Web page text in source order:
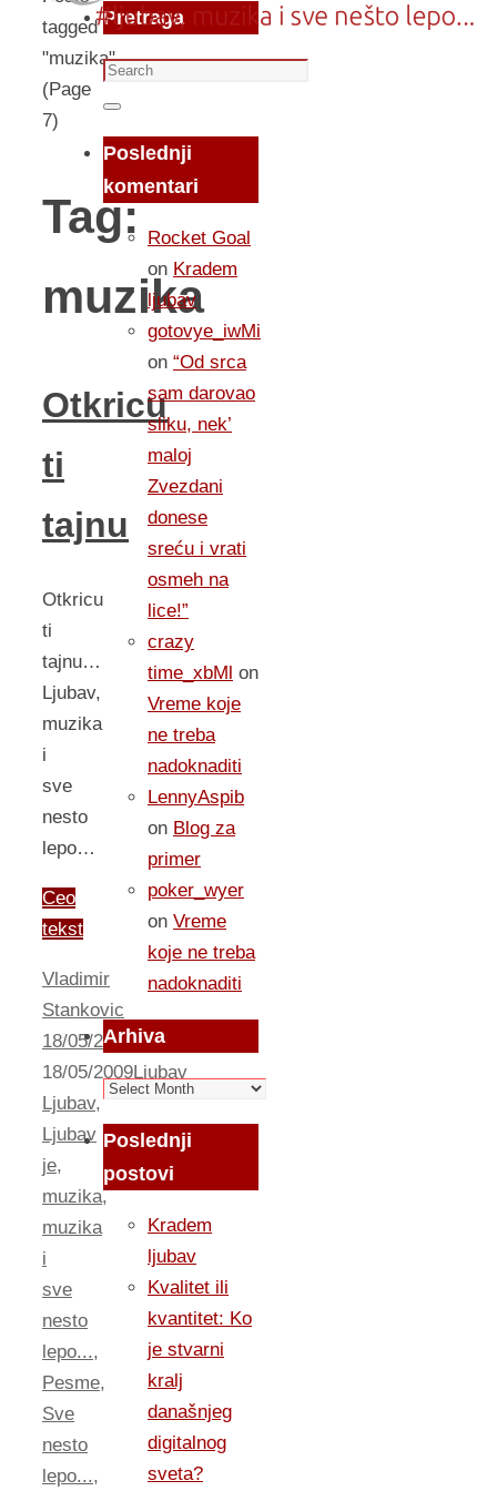
tagged
"muzika"
(Page
7)
Tag:
muzika
Otkricu
ti
tajnu
Otkricu
ti
tajnu…
Ljubav,
muzika
i
sve
nesto
lepo…
Ceo
tekst
Vladimir
Stankovic
18/05/2009
18/05/2009Ljubav
Ljubav,
Ljubav
je,
muzika,
muzika
i
sve
nesto
lepo...,
Pesme,
Sve
nesto
lepo...,
Pretraga
Search
for:
Search
Poslednji
komentari
Rocket Goal
on Kradem
ljubav
gotovye_iwMi
on “Od srca
sam darovao
sliku, nek’
maloj
Zvezdani
donese
sreću i vrati
osmeh na
lice!”
crazy
time_xbMl on
Vreme koje
ne treba
nadoknaditi
LennyAspib
on Blog za
primer
poker_wyer
on Vreme
koje ne treba
nadoknaditi
Arhiva
Arhiva
Poslednji
postovi
Kradem
ljubav
Kvalitet ili
kvantitet: Ko
je stvarni
kralj
današnjeg
digitalnog
sveta?